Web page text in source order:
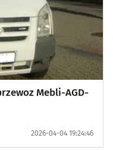
Mebli-AGD-
2026-04-04 19:24:46